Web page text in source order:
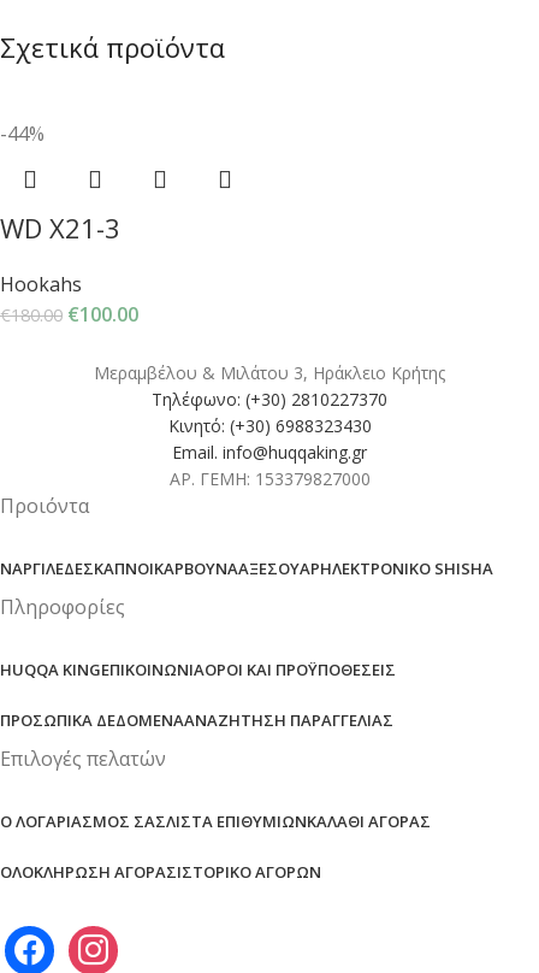
Σχετικά προϊόντα
-44%
WD X21-3
Hookahs
€180.00 €100.00
Μεραμβέλου & Μιλάτου 3, Ηράκλειο Κρήτης
Τηλέφωνο: (+30) 2810227370
Κινητό: (+30) 6988323430
Email. info@huqqaking.gr
ΑΡ. ΓΕΜΗ: 153379827000
Προιόντα
ΝΑΡΓΙΛΈΔΕΣΚΑΠΝΟΊΚΆΡΒΟΥΝΑΑΞΕΣΟΥΆΡΗΛΕΚΤΡΟΝΙΚΌ SHISHA
Πληροφορίες
HUQQA KINGΕΠΙΚΟΙΝΩΝΊΑΌΡΟΙ ΚΑΙ ΠΡΟΫΠΟΘΈΣΕΙΣ
ΠΡΟΣΩΠΙΚΆ ΔΕΔΟΜΈΝΑΑΝΑΖΉΤΗΣΗ ΠΑΡΑΓΓΕΛΊΑΣ
Επιλογές πελατών
Ο ΛΟΓΑΡΙΑΣΜΌΣ ΣΑΣΛΊΣΤΑ ΕΠΙΘΥΜΙΏΝΚΑΛΆΘΙ ΑΓΟΡΆΣ
ΟΛΟΚΛΉΡΩΣΗ ΑΓΟΡΆΣΙΣΤΟΡΙΚΌ ΑΓΟΡΏΝ